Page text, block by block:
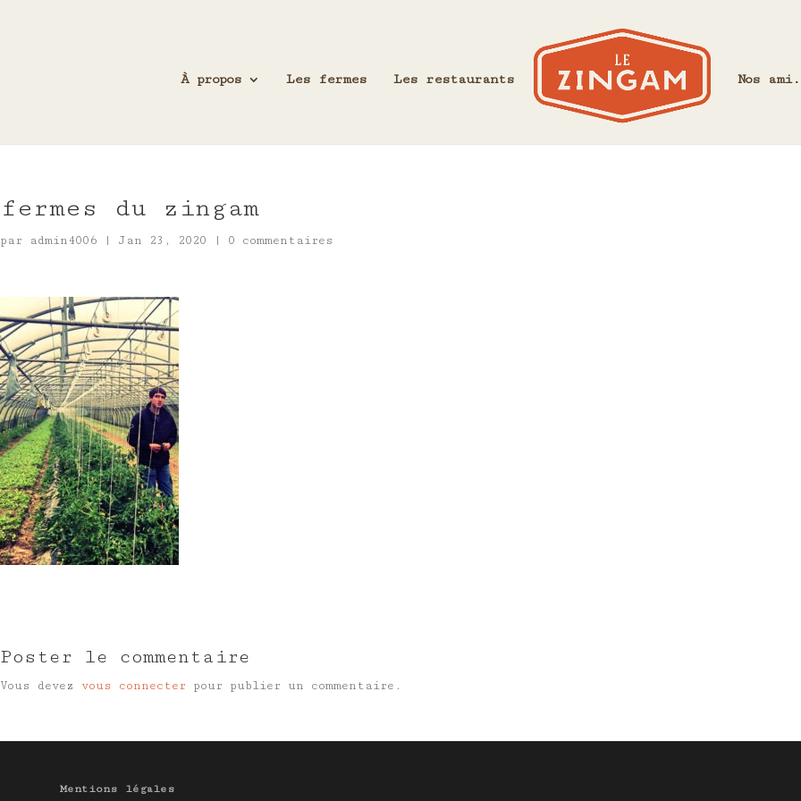
À propos Les fermes Les restaurants Nos
fermes du zingam
par admin4006 | Jan 23, 2020 | 0 commentaires
Poster le commentaire
Vous devez vous connecter pour publier un commentaire.
Mentions légales